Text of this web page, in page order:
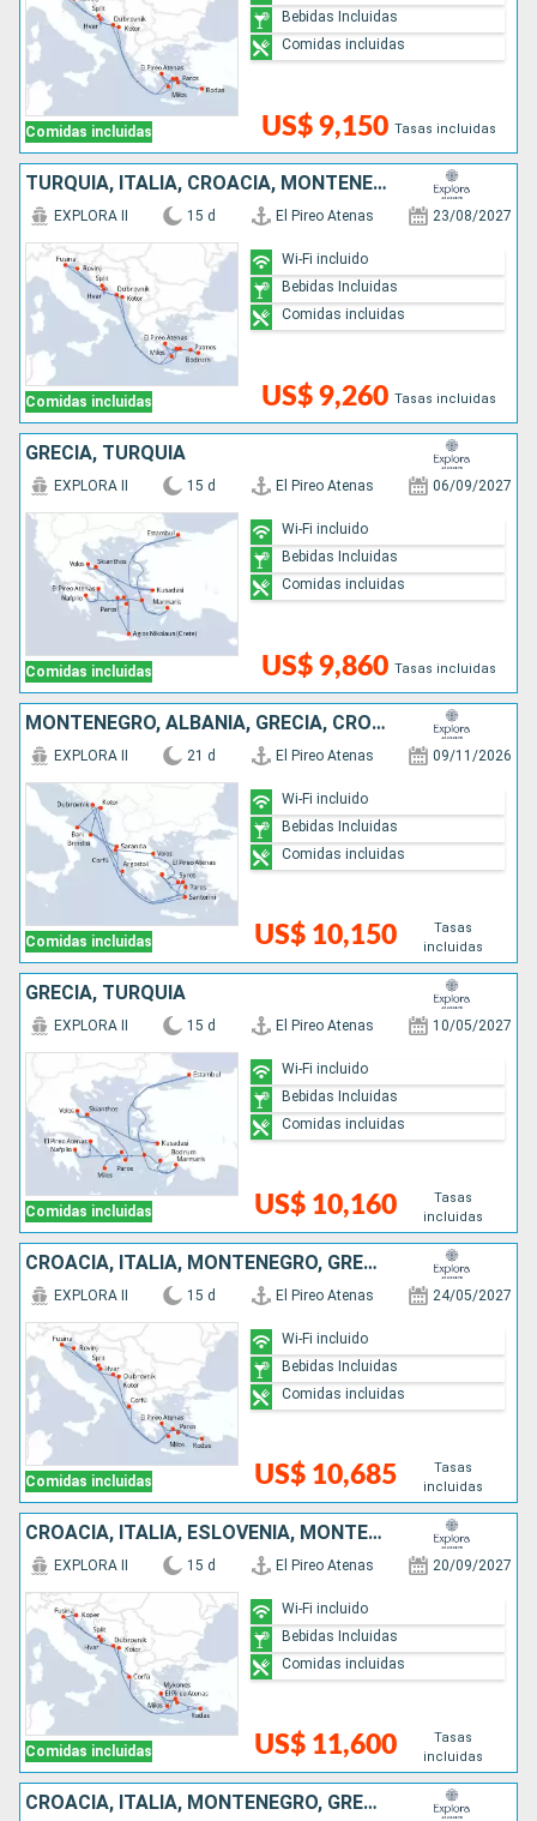
Comidas incluidas US$ 9,150 Tasas incluidas
Bebidas Incluidas
Comidas incluidas
TURQUÍA, ITALIA, CROACIA, MONTENEGRO, GRECIA
Comidas incluidas
EXPLORA II 15 d El Pireo Atenas 23/08/2027
US$ 9,260 Tasas incluidas
Wi-Fi incluido
Bebidas Incluidas
Comidas incluidas
GRECIA, TURQUÍA
Comidas incluidas
EXPLORA II 15 d El Pireo Atenas 06/09/2027
US$ 9,860 Tasas incluidas
Wi-Fi incluido
Bebidas Incluidas
Comidas incluidas
MONTENEGRO, ALBANIA, GRECIA, CROACIA, ITALIA
Comidas incluidas
EXPLORA II 21 d El Pireo Atenas 09/11/2026
US$ 10,150
Tasas
incluidas
Wi-Fi incluido
Bebidas Incluidas
Comidas incluidas
GRECIA, TURQUÍA
Comidas incluidas
EXPLORA II 15 d El Pireo Atenas 10/05/2027
US$ 10,160
Tasas
incluidas
Wi-Fi incluido
Bebidas Incluidas
Comidas incluidas
CROACIA, ITALIA, MONTENEGRO, GRECIA
Comidas incluidas
EXPLORA II 15 d El Pireo Atenas 24/05/2027
US$ 10,685
Tasas
incluidas
Wi-Fi incluido
Bebidas Incluidas
Comidas incluidas
CROACIA, ITALIA, ESLOVENIA, MONTENEGRO, GRECIA
Comidas incluidas
EXPLORA II 15 d El Pireo Atenas 20/09/2027
US$ 11,600
Tasas
incluidas
Wi-Fi incluido
Bebidas Incluidas
Comidas incluidas
CROACIA, ITALIA, MONTENEGRO, GRECIA